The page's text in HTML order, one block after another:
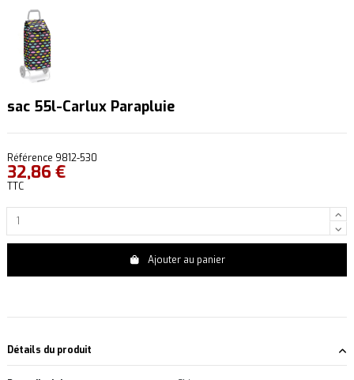
sac 55l-Carlux Parapluie
Référence 9812-530
32,86 €
TTC
Ajouter au panier
Détails du produit